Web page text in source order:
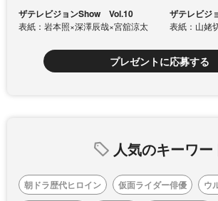
ザテレビジョンShow Vol.10
表紙：岩本照×深澤辰哉×宮舘涼太
ザテレビジ
表紙：山姥
プレゼントに応募する
人気のキーワー
朝ドラ歴代ヒロイン 仮面ライダー俳優
ウ